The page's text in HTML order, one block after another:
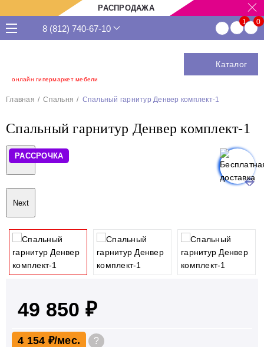
РАСПРОДАЖА
онлайн гипермаркет мебели
8 (812) 740-67-10
Каталог
Главная Спальня Спальный гарнитур Денвер комплект-1
Спальный гарнитур Денвер комплект-1
РАССРОЧКА
Previous
Next
49 850 ₽
4 154 ₽ ?